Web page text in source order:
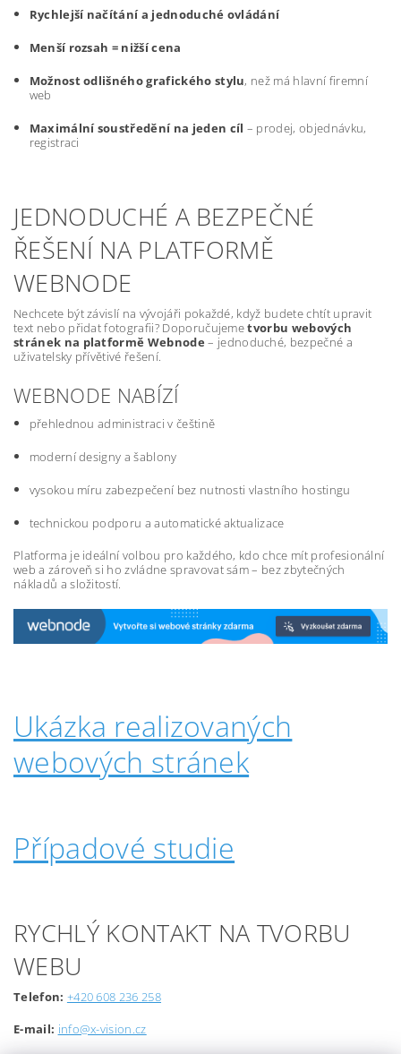
Rychlejší načítání a jednoduché ovládání
Menší rozsah = nižší cena
Možnost odlišného grafického stylu, než má hlavní firemní
web
Maximální soustředění na jeden cíl – prodej, objednávku,
registraci
JEDNODUCHÉ A BEZPEČNÉ
ŘEŠENÍ NA PLATFORMĚ
WEBNODE
Nechcete být závislí na vývojáři pokaždé, když budete chtít upravit
text nebo přidat fotografii? Doporučujemetvorbu webových
stránek na platformě Webnode – jednoduché, bezpečné a
uživatelsky přívětivé řešení.
WEBNODE NABÍZÍ
přehlednou administraci v češtině
moderní designy a šablony
vysokou míru zabezpečení bez nutnosti vlastního hostingu
technickou podporu a automatické aktualizace
Platforma je ideální volbou pro každého, kdo chce mít profesionální
web a zároveň si ho zvládne spravovat sám – bez zbytečných
nákladů a složitostí.
Ukázka realizovaných
webových stránek
Případové studie
RYCHLÝ KONTAKT NA TVORBU
WEBU
Telefon: +420 608 236 258
E-mail: info@x-vision.cz